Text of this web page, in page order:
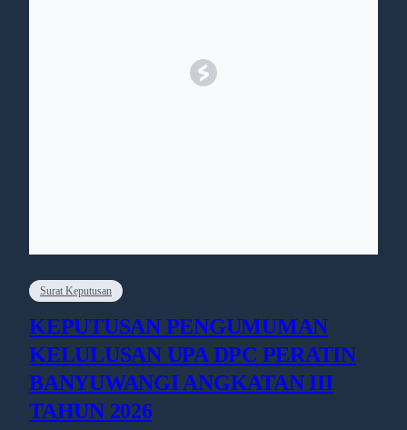
Surat Keputusan
KEPUTUSAN PENGUMUMAN
KELULUSAN UPA DPC PERATIN
BANYUWANGI ANGKATAN III
TAHUN 2026